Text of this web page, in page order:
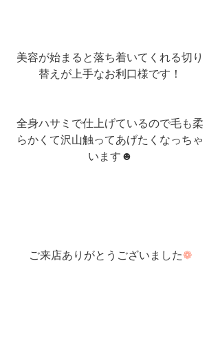
美容が始まると落ち着いてくれる切り
替えが上手なお利口様です！
全身ハサミで仕上げているので毛も柔
らかくて沢山触ってあげたくなっちゃ
います☻
ご来店ありがとうございました❁